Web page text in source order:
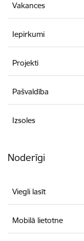
Vakances
Iepirkumi
Projekti
Pašvaldība
Izsoles
Noderīgi
Viegli lasīt
Mobilā lietotne